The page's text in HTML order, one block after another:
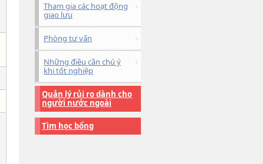
Tham gia các hoạt động
giao lưu
Phòng tư vấn
Những điều cần chú ý
khi tốt nghiệp
Quản lý rủi ro dành cho
người nước ngoài
Tìm học bổng